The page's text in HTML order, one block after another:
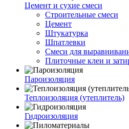
Цемент и сухие смеси
Строительные смеси
Цемент
Штукатурка
Шпатлевки
Смеси для
Плиточные клеи и
Пароизоляция
Теплоизоляция (утеплитель)
Гидроизоляция